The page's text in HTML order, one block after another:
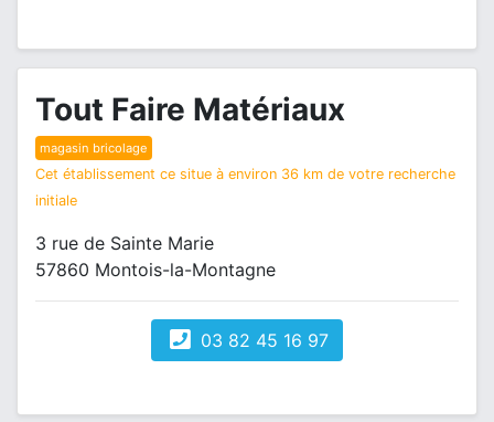
Tout Faire Matériaux
magasin bricolage
Cet établissement ce situe à environ 36 km de votre recherche
initiale
3 rue de Sainte Marie
57860 Montois-la-Montagne
03 82 45 16 97